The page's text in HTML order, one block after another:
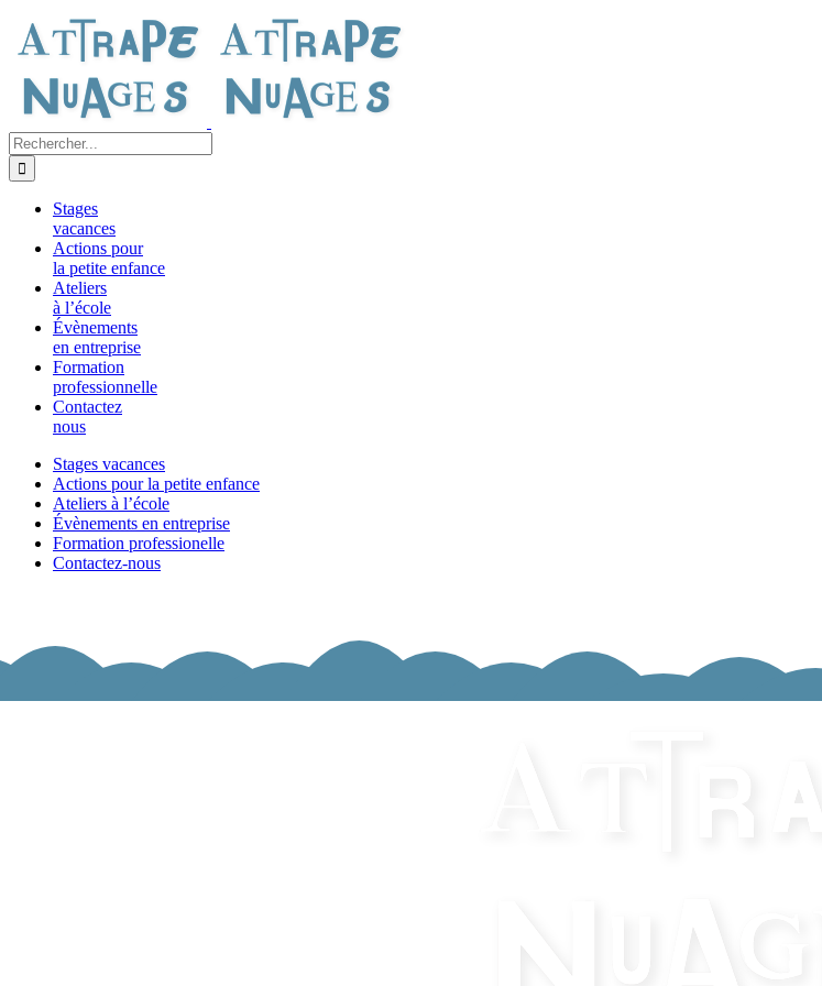
contenu
Rechercher:
Stages
vacances
Actions pour
la petite enfance
Ateliers
à l’école
Évènements
en entreprise
Formation
professionnelle
Contactez
nous
Stages vacances
Actions pour la petite enfance
Ateliers à l’école
Évènements en entreprise
Formation professionelle
Contactez-nous